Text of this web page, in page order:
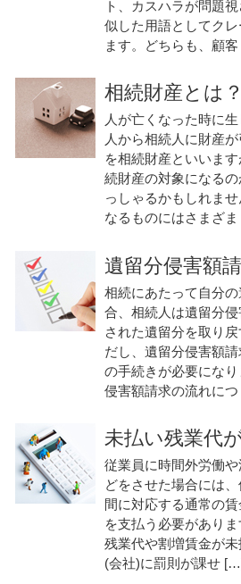
ト、カスハラが問題
似した用語としてク
ます。どちらも、顧
相続財産とは
人が亡くなった時に
人から相続人に財産
を相続財産といいま
続財産の対象になる
っしゃるかもしれま
なるものにはさまざ
遺留分侵害額
相続にあたって自分
合、相続人は遺留分
された遺留分を取り
だし、遺留分侵害額
の手続きが必要にな
侵害額請求の流れに
未払い残業代
従業員に時間外労働
どをさせた場合には
間に対応する通常の
を支払う必要がありま
残業代や割増賃金が
(会社)に罰則が課せ